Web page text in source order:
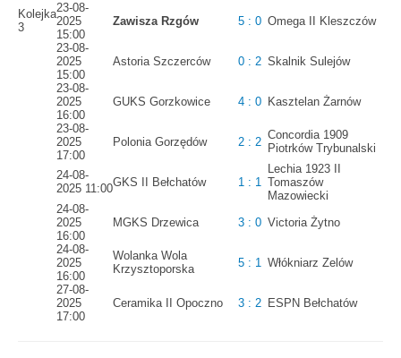
Kolejka
3
23-08-
2025
15:00
Zawisza Rzgów 5 : 0 Omega II Kleszczów
23-08-
2025
15:00
Astoria Szczerców 0 : 2 Skalnik Sulejów
23-08-
2025
16:00
GUKS Gorzkowice 4 : 0 Kasztelan Żarnów
23-08-
2025
17:00
Polonia Gorzędów 2 : 2
Concordia 1909
Piotrków Trybunalski
24-08-
2025 11:00GKS II Bełchatów 1 : 1
Lechia 1923 II
Tomaszów
Mazowiecki
24-08-
2025
16:00
MGKS Drzewica 3 : 0 Victoria Żytno
24-08-
2025
16:00
Wolanka Wola
Krzysztoporska
5 : 1 Włókniarz Zelów
27-08-
2025
17:00
Ceramika II Opoczno 3 : 2 ESPN Bełchatów